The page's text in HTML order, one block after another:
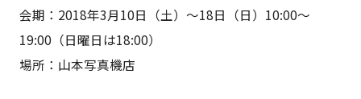
会期：2018年3月10日（土）〜18日（日）10:00〜
19:00（日曜日は18:00）
場所：山本写真機店